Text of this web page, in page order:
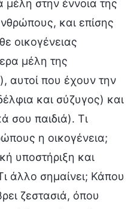
μέλη στην έννοια της
και επίσης
οικογένειας
μέλη της
αυτοί που έχουν την
και σύζυγος) και
σου παιδιά). Τι
η οικογένεια;
υποστήριξη και
άλλο σημαίνει; Κάπου
ζεστασιά, όπου